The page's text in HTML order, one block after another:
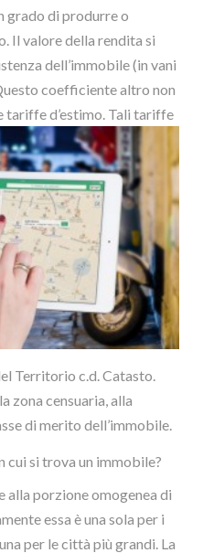
grado di produrre o
Il valore della rendita si
dell’immobile (in vani
coefficiente altro non
tariffe d’estimo. Tali tariffe
Territorio c.d. Catasto.
zona censuaria, alla
di merito dell’immobile.
cui si trova un immobile?
alla porzione omogenea di
essa è una sola per i
per le città più grandi. La